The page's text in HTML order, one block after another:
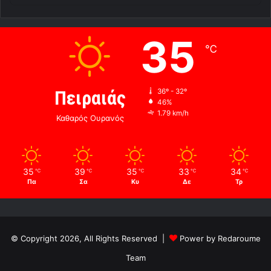
Πειραιάς
Καθαρός Ουρανός
35 ℃
36º - 32º
46%
1.79 km/h
35 ℃
Πα
39 ℃
Σα
35 ℃
Κυ
33 ℃
Δε
34 ℃
Τρ
© Copyright 2026, All Rights Reserved |
Power by Redaroume
Team